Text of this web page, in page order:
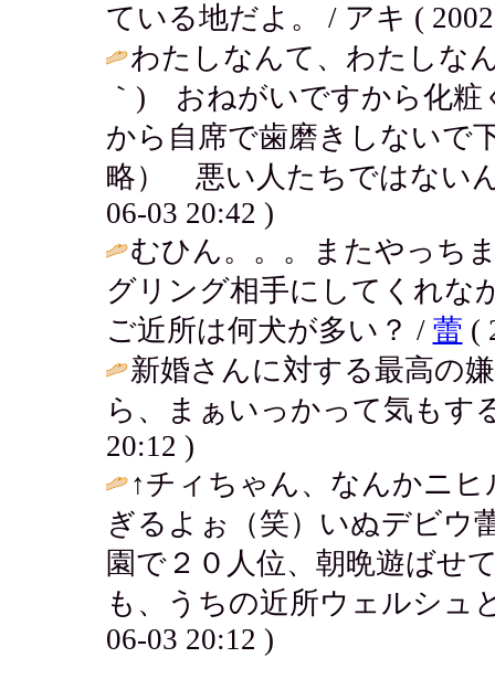
ている地だよ。 / アキ (
わたしなんて、わたしな
｀) おねがいですから化粧
から自席で歯磨きしないで
略） 悪い人たちではない
06-03 20:42 )
むひん。。。またやっち
グリング相手にしてくれな
ご近所は何犬が多い？ / 蕾 (
新婚さんに対する最高の
ら、まぁいっかって気もす
20:12 )
↑チィちゃん、なんかニ
ぎるよぉ（笑）いぬデビウ
園で２０人位、朝晩遊ばせ
も、うちの近所ウェルシ
06-03 20:12 )